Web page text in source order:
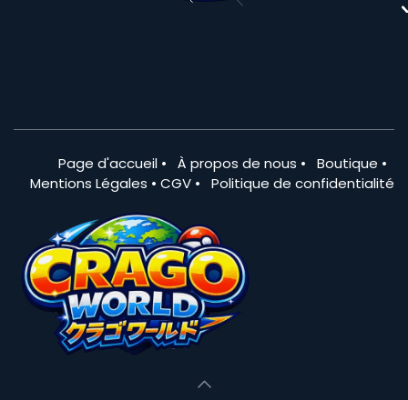
Page d'accueil • À propos de nous • Boutique •
Mentions Légales • CGV • Politique de confidentialité